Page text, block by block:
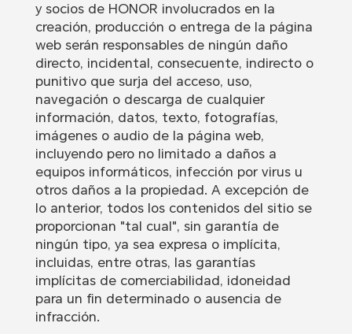
y socios de HONOR involucrados en la
creación, producción o entrega de la página
web serán responsables de ningún daño
directo, incidental, consecuente, indirecto o
punitivo que surja del acceso, uso,
navegación o descarga de cualquier
información, datos, texto, fotografías,
imágenes o audio de la página web,
incluyendo pero no limitado a daños a
equipos informáticos, infección por virus u
otros daños a la propiedad. A excepción de
lo anterior, todos los contenidos del sitio se
proporcionan "tal cual", sin garantía de
ningún tipo, ya sea expresa o implícita,
incluidas, entre otras, las garantías
implícitas de comerciabilidad, idoneidad
para un fin determinado o ausencia de
infracción.